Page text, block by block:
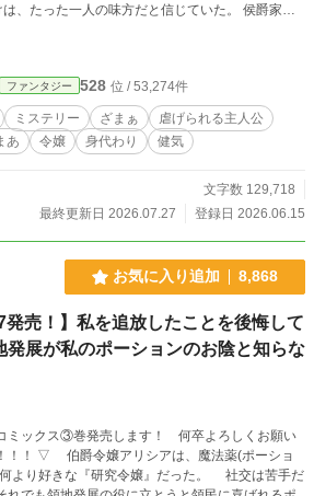
った一人の味方だと信じていた。 侯爵家と
いないわたしがかぶる。妹を守れるなら、それで
、生まれて初めてだったから。 刃が落ちる
く正しく読む。 感謝では、なかった。 目を覚
った、あの朝に戻っていた。 何度死んでも、戻
いるのは、わたしだけ。 けれど、ひとつ
手でひとり仕留めれば、そのひとりは次の世界
しはもう、自分が誰だったかも—— ひとりず
、わたしだけ。
ファンタジー 528 位 / 53,274件
ミステリー ざまぁ
虐げられる主人公
あ 令嬢 身代わり 健気
文字数 129,718
最終更新日 2026.07.27
登録日 2026.06.15
お気に入り追加 8,868
発売！】私を追放したことを後悔して
発展が私のポーションのお陰と知らな
ミックス③巻発売します！ 何卒よろしくお願い
魔法薬(ポーショ
り好きな『研究令嬢』だった。 社交は苦手だ